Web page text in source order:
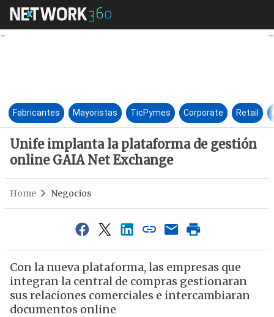
Unife implanta la plataforma
Fabricantes Mayoristas TicPymes Corporate Retail
Unife implanta la plataforma de gestión
online GAIA Net Exchange
Home Negocios
Con la nueva plataforma, las empresas que
integran la central de compras gestionaran
sus relaciones comerciales e intercambiaran
documentos online